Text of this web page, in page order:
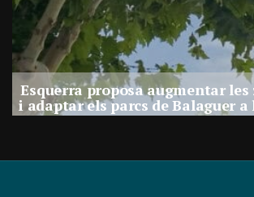
Esquerra proposa augmentar les
i adaptar els parcs de Balaguer a
calor